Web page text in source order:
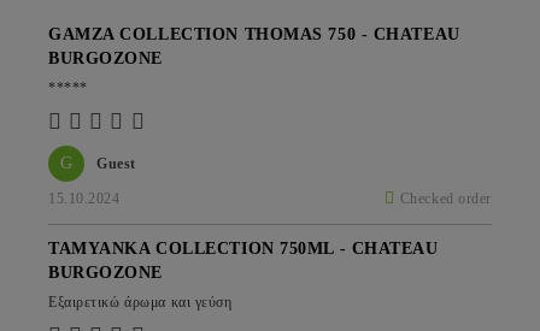
G Guest
15.10.2024 Checked order
GAMZA COLLECTION THOMAS 750 - CHATEAU
BURGOZONE
*****
TAMYANKA COLLECTION 750ML - CHATEAU
BURGOZONE
Εξαιρετικώ άρωμα και γεύση